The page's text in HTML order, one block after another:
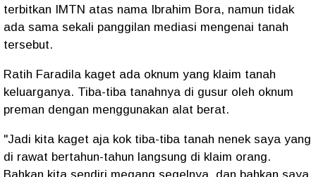
terbitkan IMTN atas nama Ibrahim Bora, namun tidak
ada sama sekali panggilan mediasi mengenai tanah
tersebut.
Ratih Faradila kaget ada oknum yang klaim tanah
keluarganya. Tiba-tiba tanahnya di gusur oleh oknum
preman dengan menggunakan alat berat.
"Jadi kita kaget aja kok tiba-tiba tanah nenek saya yang
di rawat bertahun-tahun langsung di klaim orang.
Bahkan kita sendiri megang segelnya, dan bahkan saya